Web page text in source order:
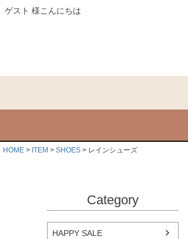
ゲスト 様こんにちは
HOME ITEM SHOES レインシューズ
Category
HAPPY SALE